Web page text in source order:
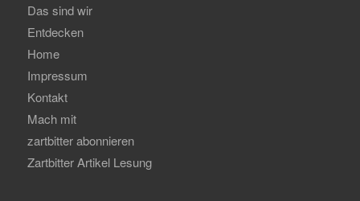
Das sind wir
Entdecken
Home
Impressum
Kontakt
Mach mit
zartbitter abonnieren
Zartbitter Artikel Lesung